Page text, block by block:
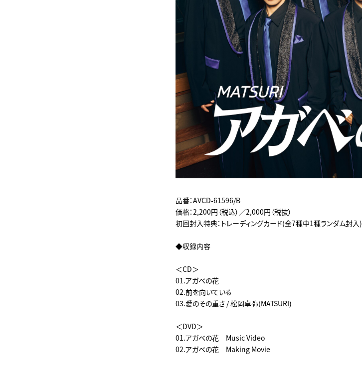
品番：AVCD-61596/B
価格：2,200円（税込）／2,000円（税抜）
初回封入特典：トレーディングカード(全7種中1種ランダム封入)
◆収録内容
＜CD＞
01.アガベの花
02.前を向いている
03.愛のその重さ / 松岡卓弥(MATSURI)
＜DVD＞
01.アガベの花 Music Video
02.アガベの花 Making Movie